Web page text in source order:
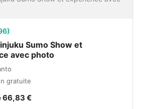
Sumo Show et
avec photo
gratuite
66,83 €